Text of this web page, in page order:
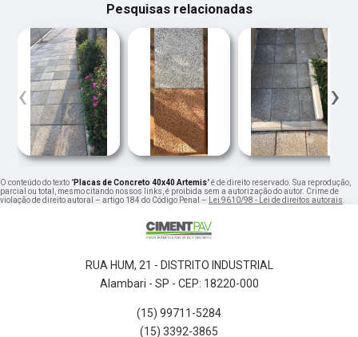
Pesquisas relacionadas
‹ ›
O conteúdo do texto "Placas de Concreto 40x40 Artemis" é de direito reservado. Sua reprodução,
parcial ou total, mesmo citando nossos links, é proibida sem a autorização do autor. Crime de
violação de direito autoral – artigo 184 do Código Penal –
Lei 9610/98 - Lei de direitos autorais
RUA HUM, 21 - DISTRITO INDUSTRIAL
Alambari - SP - CEP: 18220-000
(15) 99711-5284
(15) 3392-3865